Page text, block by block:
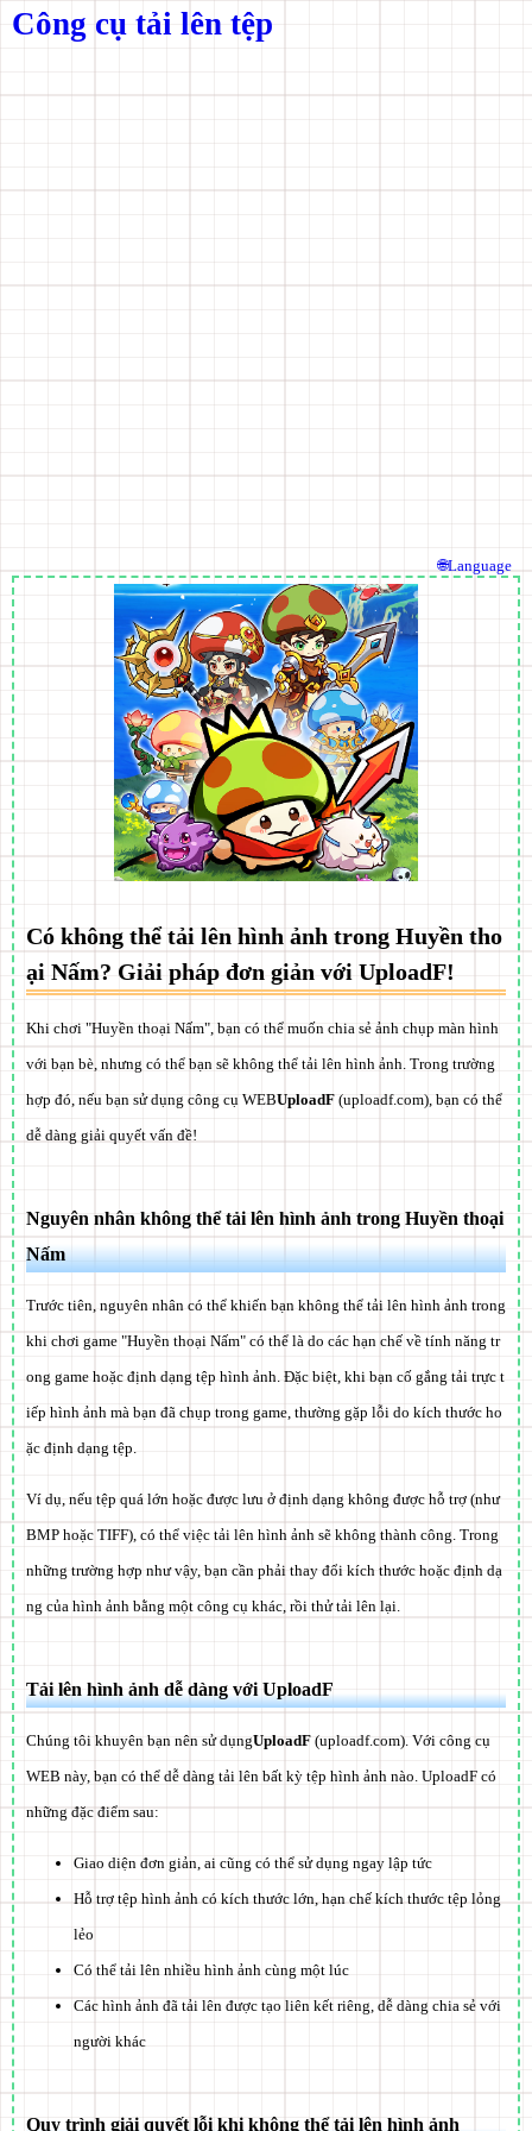
Công cụ tải lên tệp
Có không thể tải lên hình ảnh trong Huyền tho
ại Nấm? Giải pháp đơn giản với UploadF!
Khi chơi "Huyền thoại Nấm", bạn có thể muốn chia sẻ ảnh chụp màn hình
với bạn bè, nhưng có thể bạn sẽ không thể tải lên hình ảnh. Trong trường
hợp đó, nếu bạn sử dụng công cụ WEBUploadF (uploadf.com), bạn có thể
dễ dàng giải quyết vấn đề!
Nguyên nhân không thể tải lên hình ảnh trong Huyền thoại
Nấm
Trước tiên, nguyên nhân có thể khiến bạn không thể tải lên hình ảnh trong
khi chơi game "Huyền thoại Nấm" có thể là do các hạn chế về tính năng tr
ong game hoặc định dạng tệp hình ảnh. Đặc biệt, khi bạn cố gắng tải trực t
iếp hình ảnh mà bạn đã chụp trong game, thường gặp lỗi do kích thước ho
ặc định dạng tệp.
Ví dụ, nếu tệp quá lớn hoặc được lưu ở định dạng không được hỗ trợ (như
BMP hoặc TIFF), có thể việc tải lên hình ảnh sẽ không thành công. Trong
những trường hợp như vậy, bạn cần phải thay đổi kích thước hoặc định dạ
ng của hình ảnh bằng một công cụ khác, rồi thử tải lên lại.
Tải lên hình ảnh dễ dàng với UploadF
Chúng tôi khuyên bạn nên sử dụngUploadF (uploadf.com). Với công cụ
WEB này, bạn có thể dễ dàng tải lên bất kỳ tệp hình ảnh nào. UploadF có
những đặc điểm sau:
Giao diện đơn giản, ai cũng có thể sử dụng ngay lập tức
Hỗ trợ tệp hình ảnh có kích thước lớn, hạn chế kích thước tệp lỏng
lẻo
Có thể tải lên nhiều hình ảnh cùng một lúc
Các hình ảnh đã tải lên được tạo liên kết riêng, dễ dàng chia sẻ với
người khác
Quy trình giải quyết lỗi khi không thể tải lên hình ảnh
🌐Language